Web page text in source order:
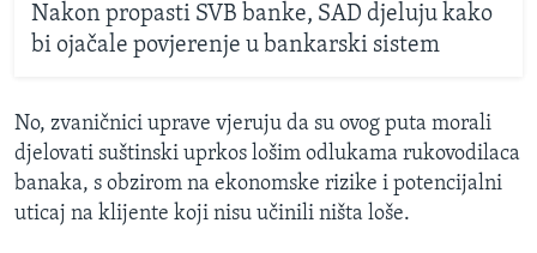
Nakon propasti SVB banke, SAD djeluju kako
bi ojačale povjerenje u bankarski sistem
No, zvaničnici uprave vjeruju da su ovog puta morali
djelovati suštinski uprkos lošim odlukama rukovodilaca
banaka, s obzirom na ekonomske rizike i potencijalni
uticaj na klijente koji nisu učinili ništa loše.